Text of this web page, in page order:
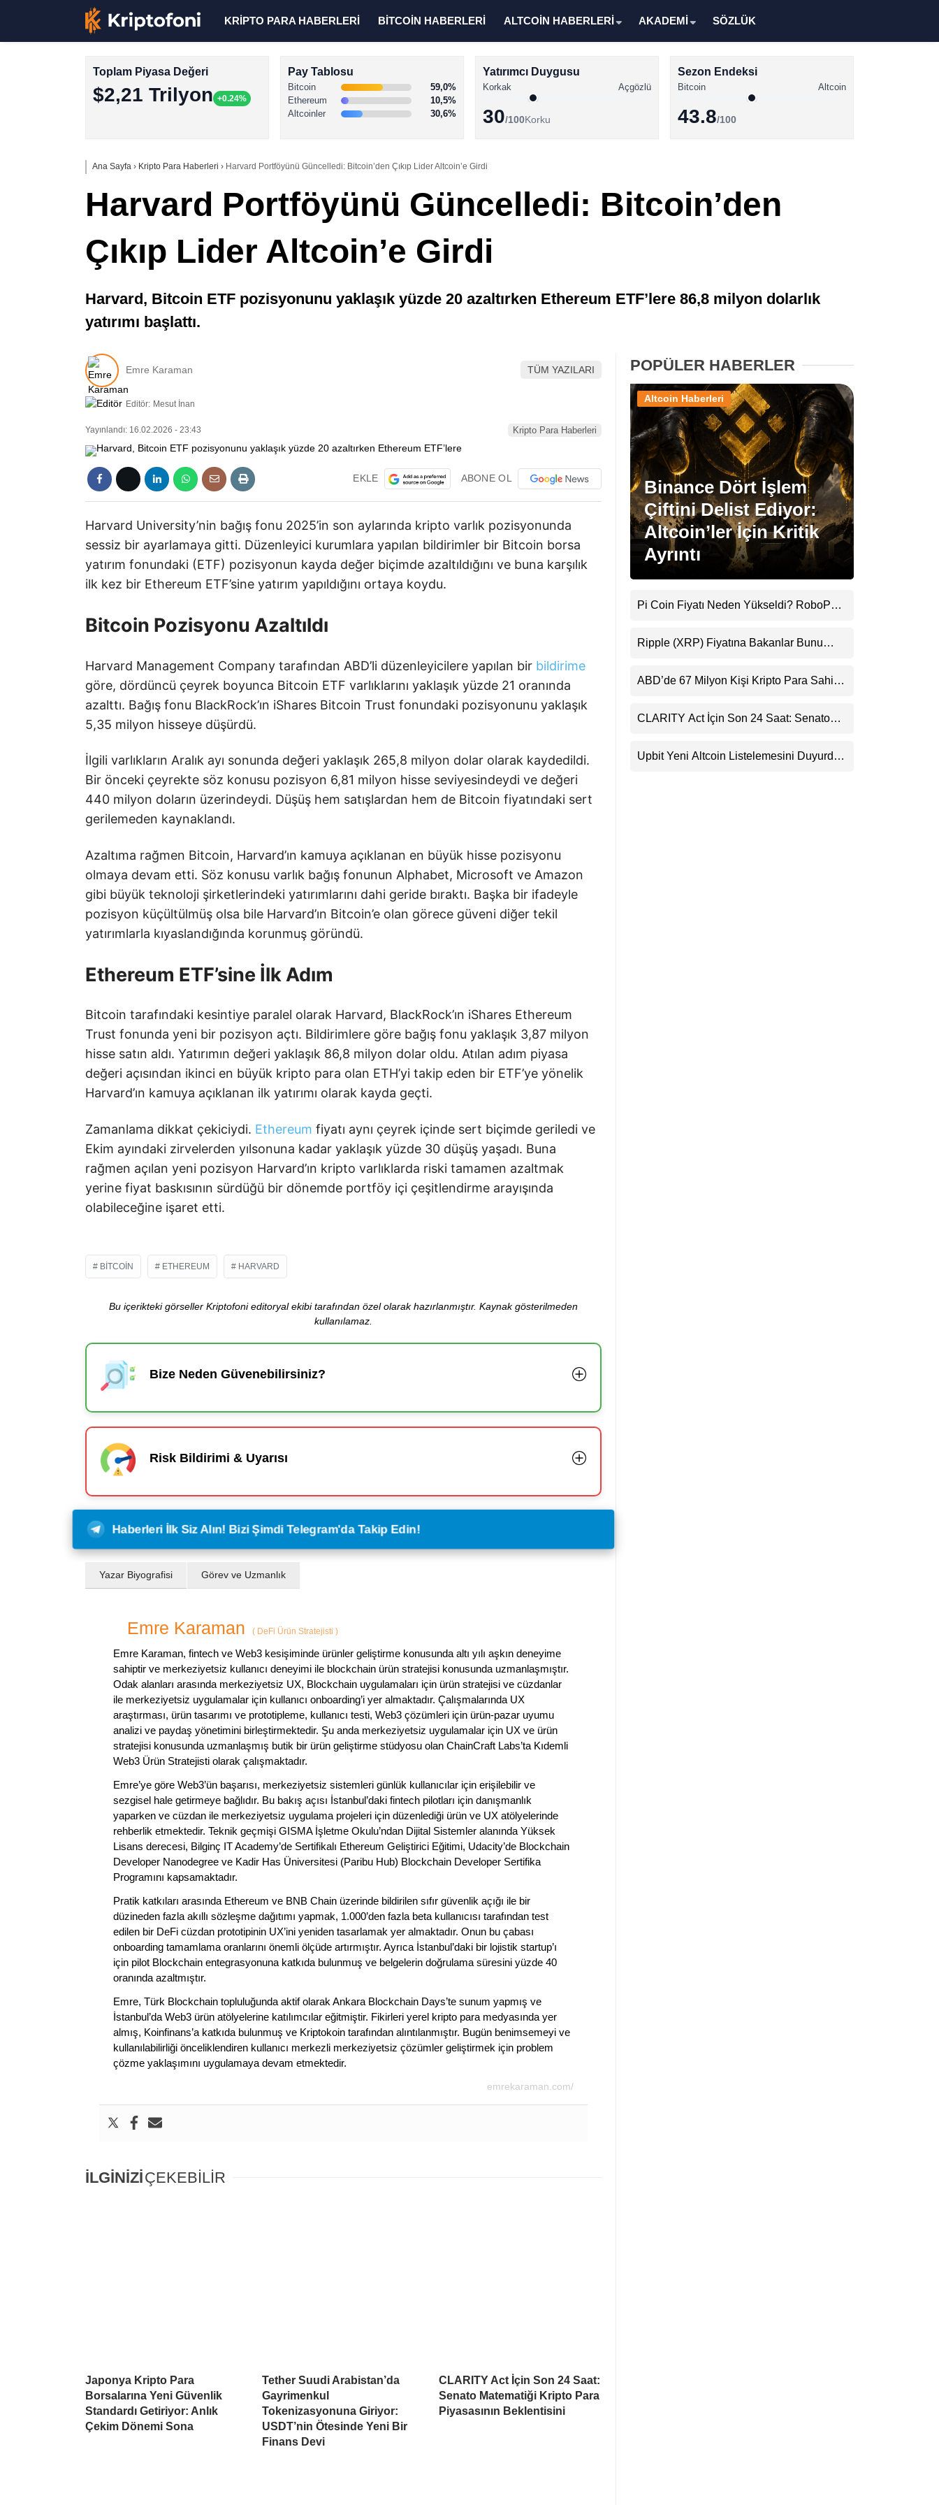
Altcoin Haberleri
Facebook
Instagram
Youtube
TikTok
KRİPTO PARA HABERLERİ BİTCOİN HABERLERİ ALTCOİN HABERLERİ AKADEMİ SÖZLÜK
Toplam Piyasa Değeri
$2,21 Trilyon +0.24%
Pay Tablosu
Bitcoin
59,0%
Ethereum
10,5%
Altcoinler
30,6%
Yatırımcı Duygusu
Korkak Açgözlü
30/100Korku
Sezon Endeksi
Bitcoin Altcoin
43.8/100
Ana Sayfa › Kripto Para Haberleri › Harvard Portföyünü Güncelledi: Bitcoin’den Çıkıp Lider Altcoin’e Girdi
Harvard Portföyünü Güncelledi: Bitcoin’den
Çıkıp Lider Altcoin’e Girdi
Harvard, Bitcoin ETF pozisyonunu yaklaşık yüzde 20 azaltırken Ethereum ETF’lere 86,8 milyon dolarlık
yatırımı başlattı.
Emre Karaman TÜM YAZILARI
Editör: Mesut İnan
Yayınlandı: 16.02.2026 - 23:43 Kripto Para Haberleri
EKLE ABONE OL
Harvard University’nin bağış fonu 2025’in son aylarında kripto varlık pozisyonunda
sessiz bir ayarlamaya gitti. Düzenleyici kurumlara yapılan bildirimler bir Bitcoin borsa
yatırım fonundaki (ETF) pozisyonun kayda değer biçimde azaltıldığını ve buna karşılık
ilk kez bir Ethereum ETF’sine yatırım yapıldığını ortaya koydu.
Bitcoin Pozisyonu Azaltıldı
Harvard Management Company tarafından ABD’li düzenleyicilere yapılan bir bildirime
göre, dördüncü çeyrek boyunca Bitcoin ETF varlıklarını yaklaşık yüzde 21 oranında
azalttı. Bağış fonu BlackRock’ın iShares Bitcoin Trust fonundaki pozisyonunu yaklaşık
5,35 milyon hisseye düşürdü.
İlgili varlıkların Aralık ayı sonunda değeri yaklaşık 265,8 milyon dolar olarak kaydedildi.
Bir önceki çeyrekte söz konusu pozisyon 6,81 milyon hisse seviyesindeydi ve değeri
440 milyon doların üzerindeydi. Düşüş hem satışlardan hem de Bitcoin fiyatındaki sert
gerilemeden kaynaklandı.
Azaltıma rağmen Bitcoin, Harvard’ın kamuya açıklanan en büyük hisse pozisyonu
olmaya devam etti. Söz konusu varlık bağış fonunun Alphabet, Microsoft ve Amazon
gibi büyük teknoloji şirketlerindeki yatırımlarını dahi geride bıraktı. Başka bir ifadeyle
pozisyon küçültülmüş olsa bile Harvard’ın Bitcoin’e olan görece güveni diğer tekil
yatırımlarla kıyaslandığında korunmuş göründü.
Ethereum ETF’sine İlk Adım
Bitcoin tarafındaki kesintiye paralel olarak Harvard, BlackRock’ın iShares Ethereum
Trust fonunda yeni bir pozisyon açtı. Bildirimlere göre bağış fonu yaklaşık 3,87 milyon
hisse satın aldı. Yatırımın değeri yaklaşık 86,8 milyon dolar oldu. Atılan adım piyasa
değeri açısından ikinci en büyük kripto para olan ETH’yi takip eden bir ETF’ye yönelik
Harvard’ın kamuya açıklanan ilk yatırımı olarak kayda geçti.
Zamanlama dikkat çekiciydi. Ethereum fiyatı aynı çeyrek içinde sert biçimde geriledi ve
Ekim ayındaki zirvelerden yılsonuna kadar yaklaşık yüzde 30 düşüş yaşadı. Buna
rağmen açılan yeni pozisyon Harvard’ın kripto varlıklarda riski tamamen azaltmak
yerine fiyat baskısının sürdüğü bir dönemde portföy içi çeşitlendirme arayışında
olabileceğine işaret etti.
BITCOIN ETHEREUM HARVARD
Bu içerikteki görseller Kriptofoni editoryal ekibi tarafından özel olarak hazırlanmıştır. Kaynak gösterilmeden
kullanılamaz.
Bize Neden Güvenebilirsiniz?
Risk Bildirimi & Uyarısı
Haberleri İlk Siz Alın! Bizi Şimdi Telegram'da Takip Edin!
Yazar Biyografisi Görev ve Uzmanlık
Emre Karaman ( DeFi Ürün Stratejisti )
Emre Karaman, fintech ve Web3 kesişiminde ürünler geliştirme konusunda altı yılı aşkın deneyime
sahiptir ve merkeziyetsiz kullanıcı deneyimi ile blockchain ürün stratejisi konusunda uzmanlaşmıştır.
Odak alanları arasında merkeziyetsiz UX, Blockchain uygulamaları için ürün stratejisi ve cüzdanlar
ile merkeziyetsiz uygulamalar için kullanıcı onboarding’i yer almaktadır. Çalışmalarında UX
araştırması, ürün tasarımı ve prototipleme, kullanıcı testi, Web3 çözümleri için ürün-pazar uyumu
analizi ve paydaş yönetimini birleştirmektedir. Şu anda merkeziyetsiz uygulamalar için UX ve ürün
stratejisi konusunda uzmanlaşmış butik bir ürün geliştirme stüdyosu olan ChainCraft Labs’ta Kıdemli
Web3 Ürün Stratejisti olarak çalışmaktadır.
Emre’ye göre Web3’ün başarısı, merkeziyetsiz sistemleri günlük kullanıcılar için erişilebilir ve
sezgisel hale getirmeye bağlıdır. Bu bakış açısı İstanbul’daki fintech pilotları için danışmanlık
yaparken ve cüzdan ile merkeziyetsiz uygulama projeleri için düzenlediği ürün ve UX atölyelerinde
rehberlik etmektedir. Teknik geçmişi GISMA İşletme Okulu’ndan Dijital Sistemler alanında Yüksek
Lisans derecesi, Bilginç IT Academy’de Sertifikalı Ethereum Geliştirici Eğitimi, Udacity’de Blockchain
Developer Nanodegree ve Kadir Has Üniversitesi (Paribu Hub) Blockchain Developer Sertifika
Programını kapsamaktadır.
Pratik katkıları arasında Ethereum ve BNB Chain üzerinde bildirilen sıfır güvenlik açığı ile bir
düzineden fazla akıllı sözleşme dağıtımı yapmak, 1.000’den fazla beta kullanıcısı tarafından test
edilen bir DeFi cüzdan prototipinin UX’ini yeniden tasarlamak yer almaktadır. Onun bu çabası
onboarding tamamlama oranlarını önemli ölçüde artırmıştır. Ayrıca İstanbul’daki bir lojistik startup’ı
için pilot Blockchain entegrasyonuna katkıda bulunmuş ve belgelerin doğrulama süresini yüzde 40
oranında azaltmıştır.
Emre, Türk Blockchain topluluğunda aktif olarak Ankara Blockchain Days’te sunum yapmış ve
İstanbul’da Web3 ürün atölyelerine katılımcılar eğitmiştir. Fikirleri yerel kripto para medyasında yer
almış, Koinfinans’a katkıda bulunmuş ve Kriptokoin tarafından alıntılanmıştır. Bugün benimsemeyi ve
kullanılabilirliği önceliklendiren kullanıcı merkezli merkeziyetsiz çözümler geliştirmek için problem
çözme yaklaşımını uygulamaya devam etmektedir.
emrekaraman.com/
İLGİNİZİÇEKEBİLİR
Japonya Kripto Para
Borsalarına Yeni Güvenlik
Standardı Getiriyor: Anlık
Çekim Dönemi Sona
Tether Suudi Arabistan’da
Gayrimenkul
Tokenizasyonuna Giriyor:
USDT’nin Ötesinde Yeni Bir
Finans Devi
CLARITY Act İçin Son 24 Saat:
Senato Matematiği Kripto Para
Piyasasının Beklentisini
POPÜLER HABERLER
Binance Dört İşlem
Çiftini Delist Ediyor:
Altcoin’ler İçin Kritik
Ayrıntı
Altcoin Haberleri
Pi Coin Fiyatı Neden Yükseldi? RoboPay
Destekledi
Ripple (XRP) Fiyatına Bakanlar Bunu
Uyarı
ABD’de 67 Milyon Kişi Kripto Para Sahibi:
CLARITY Act İçin Son 24 Saat: Senato
Beklentisini Bozabilir
Upbit Yeni Altcoin Listelemesini Duyurdu: